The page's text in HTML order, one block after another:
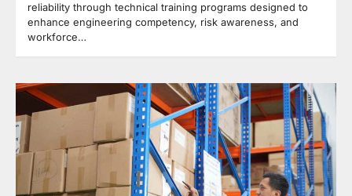
reliability through technical training programs designed to
enhance engineering competency, risk awareness, and
workforce…